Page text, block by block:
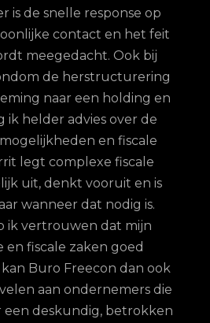
is de snelle response op
contact en het feit
meegedacht. Ook bij
de herstructurering
naar een holding en
ik helder advies over de
en fiscale
legt complexe fiscale
uit, denkt vooruit en is
wanneer dat nodig is.
ik vertrouwen dat mijn
en fiscale zaken goed
Buro Freecon dan ook
aan ondernemers die
een deskundig, betrokken